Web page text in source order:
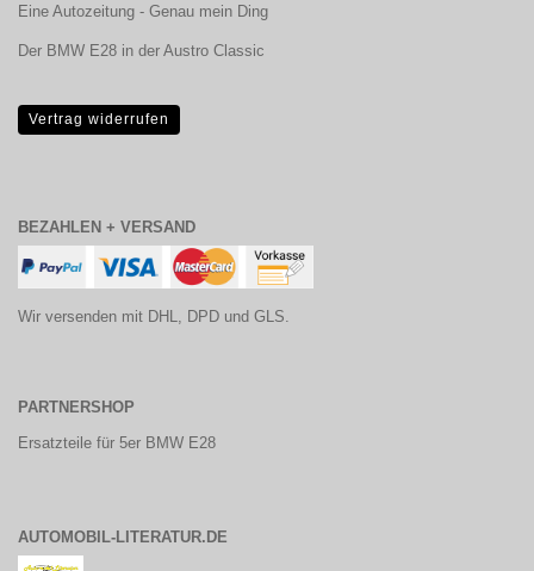
Eine Autozeitung - Genau mein Ding
Der BMW E28 in der Austro Classic
Vertrag widerrufen
BEZAHLEN + VERSAND
Wir versenden mit DHL, DPD und GLS.
PARTNERSHOP
Ersatzteile für 5er BMW E28
AUTOMOBIL-LITERATUR.DE